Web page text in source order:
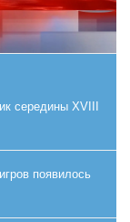
середины XVIII
появилось